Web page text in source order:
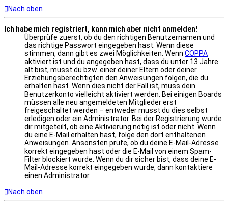
Nach oben
Ich habe mich registriert, kann mich aber nicht anmelden!
Überprüfe zuerst, ob du den richtigen Benutzernamen und
das richtige Passwort eingegeben hast. Wenn diese
stimmen, dann gibt es zwei Möglichkeiten. Wenn COPPA
aktiviert ist und du angegeben hast, dass du unter 13 Jahre
alt bist, musst du bzw. einer deiner Eltern oder deiner
Erziehungsberechtigten den Anweisungen folgen, die du
erhalten hast. Wenn dies nicht der Fall ist, muss dein
Benutzerkonto vielleicht aktiviert werden. Bei einigen Boards
müssen alle neu angemeldeten Mitglieder erst
freigeschaltet werden – entweder musst du dies selbst
erledigen oder ein Administrator. Bei der Registrierung wurde
dir mitgeteilt, ob eine Aktivierung nötig ist oder nicht. Wenn
du eine E-Mail erhalten hast, folge den dort enthaltenen
Anweisungen. Ansonsten prüfe, ob du deine E-Mail-Adresse
korrekt eingegeben hast oder die E-Mail von einem Spam-
Filter blockiert wurde. Wenn du dir sicher bist, dass deine E-
Mail-Adresse korrekt eingegeben wurde, dann kontaktiere
einen Administrator.
Nach oben